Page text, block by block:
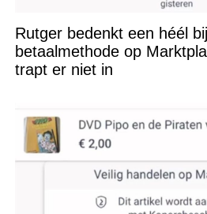
Rutger bedenkt een héél
betaalmethode op
trapt er niet in